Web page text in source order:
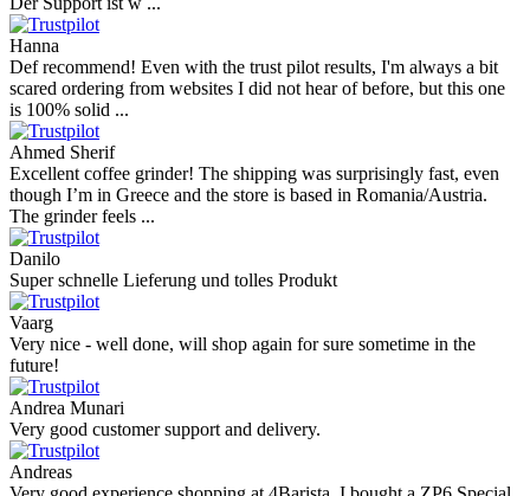
Hanna
Def recommend! Even with the trust pilot results, I'm always a bit
scared ordering from websites I did not hear of before, but this one
is 100% solid ...
Ahmed Sherif
Excellent coffee grinder! The shipping was surprisingly fast, even
though I’m in Greece and the store is based in Romania/Austria.
The grinder feels ...
Danilo
Super schnelle Lieferung und tolles Produkt
Vaarg
Very nice - well done, will shop again for sure sometime in the
future!
Andrea Munari
Very good customer support and delivery.
Andreas